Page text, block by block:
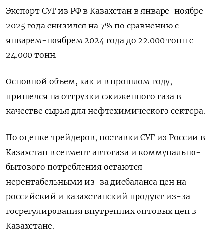
Экспорт СУГ из РФ в Казахстан в ‍январе-ноябре
2025 года снизился на 7% по сравнению с
‍январем-ноябрем 2024 года до 22.000 тонн с
24.000 тонн.
Основной объем, как и в прошлом году,
пришелся на отгрузки сжиженного газа в
качестве сырья для нефтехимического сектора.
По оценке трейдеров, поставки СУГ из России в
Казахстан в сегмент ‍автогаза и коммунально-
бытового потребления остаются
нерентабельными из-за дисбаланса цен на
российский и казахстанский продукт из-за
госрегулирования внутренних оптовых цен в
Казахстане.